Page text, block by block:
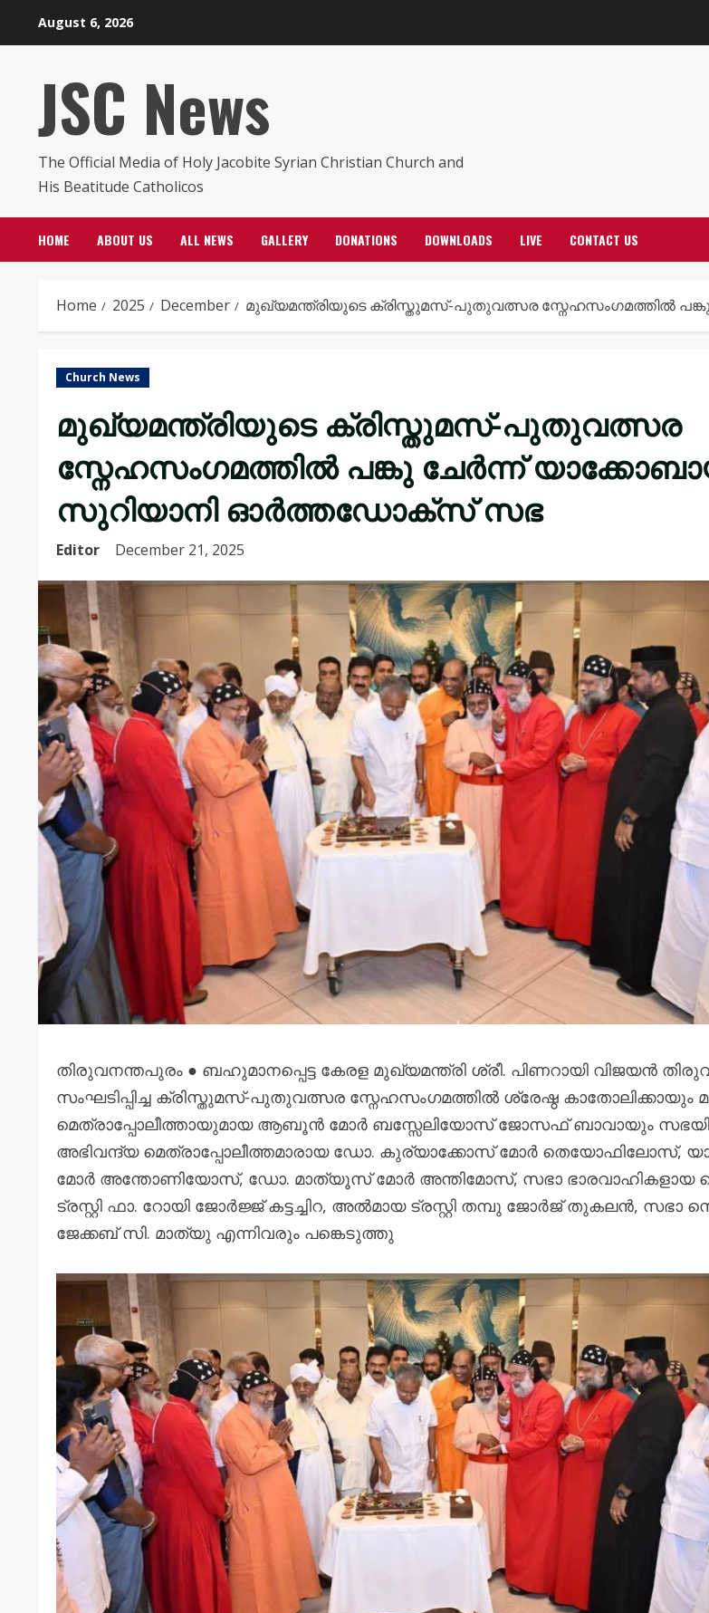
August 6, 2026
JSC News
The Official Media of Holy Jacobite Syrian Christian Church and
His Beatitude Catholicos
HOME ABOUT US ALL NEWS GALLERY DONATIONS DOWNLOADS LIVE CONTACT US
Home 2025 December മുഖ്യമന്ത്രിയുടെ ക്രിസ്തുമസ്-പുതുവത്സര സ്നേഹസംഗമത്തിൽ
Church News
മുഖ്യമന്ത്രിയുടെ ക്രിസ്തുമസ്-പുതുവത്സര
സ്നേഹസംഗമത്തിൽ പങ്കു ചേർന്ന്
സുറിയാനി ഓർത്തഡോക്സ് സഭ
Editor December 21, 2025
തിരുവനന്തപുരം ● ബഹുമാനപ്പെട്ട കേരള മുഖ്യമന്ത്രി ശ്രീ. പിണറായി വിജയൻ
സംഘടിപ്പിച്ച ക്രിസ്തുമസ്-പുതുവത്സര സ്നേഹസംഗമത്തിൽ ശ്രേഷ്ഠ കാതോലിക്കായും
മെത്രാപ്പോലീത്തായുമായ ആബൂൻ മോർ ബസ്സേലിയോസ് ജോസഫ് ബാവായും
അഭിവന്ദ്യ മെത്രാപ്പോലീത്തമാരായ ഡോ. കുര്യാക്കോസ് മോർ തെയോഫിലോസ്,
മോർ അന്തോണിയോസ്, ഡോ. മാത്യൂസ് മോർ അന്തിമോസ്, സഭാ ഭാരവാഹികളായ
ട്രസ്റ്റി ഫാ. റോയി ജോർജ്ജ് കട്ടച്ചിറ, അല്‍മായ ട്രസ്റ്റി തമ്പു ജോർജ് തുകലൻ, സഭാ
ജേക്കബ് സി. മാത്യു എന്നിവരും പങ്കെടുത്തു